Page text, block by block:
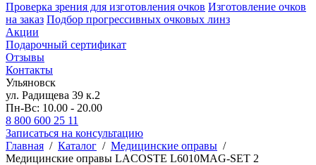
Проверка зрения для изготовления очков Изготовление очков
на заказ Подбор прогрессивных очковых линз
Акции
Подарочный сертификат
Отзывы
Контакты
Ульяновск
ул. Радищева 39 к.2
Пн-Вс: 10.00 - 20.00
8 800 600 25 11
Записаться на консультацию
Главная / Каталог / Медицинские оправы /
Медицинские оправы LACOSTE L6010MAG-SET 2